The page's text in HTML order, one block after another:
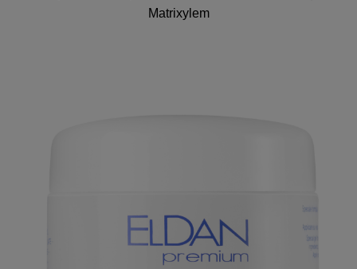
Matrixylem